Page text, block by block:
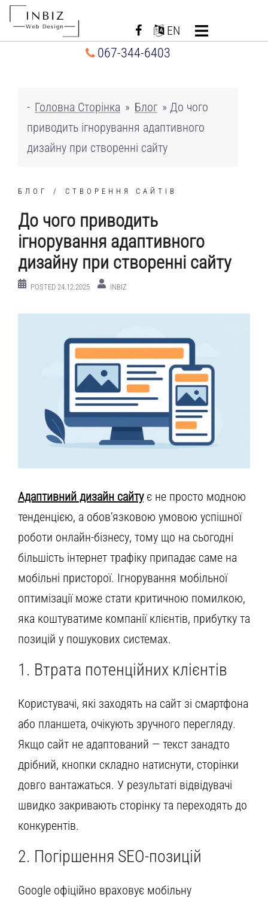
Перейти
EN
067-344-6403
- Головна Сторінка » Блог » До чого
приводить ігнорування адаптивного
дизайну при створенні сайту
БЛОГ СТВОРЕННЯ САЙТІВ
До чого приводить
ігнорування адаптивного
дизайну при створенні сайту
POSTED 24.12.2025 INBIZ
Адаптивний дизайн сайтує не просто модною
тенденцією, а обов’язковою умовою успішної
роботи онлайн-бізнесу, тому що на сьогодні
більшість інтернет трафіку припадає саме на
мобільні присторої. Ігнорування мобільної
оптимізації може стати критичною помилкою,
яка коштуватиме компанії клієнтів, прибутку та
позицій у пошукових системах.
1. Втрата потенційних клієнтів
Користувачі, які заходять на сайт зі смартфона
або планшета, очікують зручного перегляду.
Якщо сайт не адаптований — текст занадто
дрібний, кнопки складно натиснути, сторінки
довго вантажаться. У результаті відвідувачі
швидко закривають сторінку та переходять до
конкурентів.
2. Погіршення SEO-позицій
Google офіційно враховує мобільну